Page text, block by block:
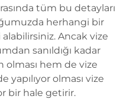
tüm bu detayları
herhangi bir
Ancak vize
sanıldığı kadar
hem de vize
olması vize
bir hale getirir.